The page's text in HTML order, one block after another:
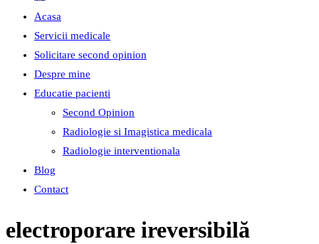
Acasa
Servicii medicale
Solicitare second opinion
Despre mine
Educatie pacienti
Second Opinion
Radiologie si Imagistica medicala
Radiologie interventionala
Blog
Contact
electroporare ireversibilă